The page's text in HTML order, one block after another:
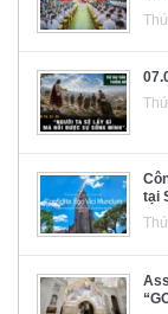
tại